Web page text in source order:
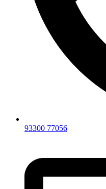
93300 77056